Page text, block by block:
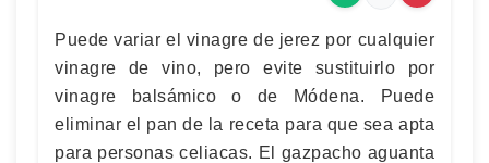
Puede variar el vinagre de jerez por cualquier
vinagre de vino, pero evite sustituirlo por
vinagre balsámico o de Módena. Puede
eliminar el pan de la receta para que sea apta
para personas celiacas. El gazpacho aguanta